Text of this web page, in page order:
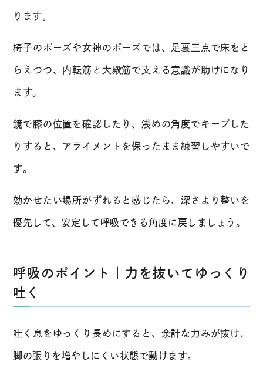
ります。
椅子のポーズや女神のポーズでは、足裏三点で床をと
らえつつ、内転筋と大殿筋で支える意識が助けになり
ます。
鏡で膝の位置を確認したり、浅めの角度でキープした
りすると、アライメントを保ったまま練習しやすいで
す。
効かせたい場所がずれると感じたら、深さより整いを
優先して、安定して呼吸できる角度に戻しましょう。
呼吸のポイント｜力を抜いてゆっくり
吐く
吐く息をゆっくり長めにすると、余計な力みが抜け、
脚の張りを増やしにくい状態で動けます。